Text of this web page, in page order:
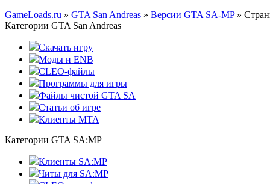
GameLoads.ru » GTA San Andreas » Версии GTA SA-MP»
Категории GTA San Andreas
Скачать игру
Моды и ENB
CLEO-файлы
Программы для игры
Файлы чистой GTA SA
Статьи об игре
Клиенты MTA
Категории GTA SA:MP
Клиенты SA:MP
Читы для SA:MP